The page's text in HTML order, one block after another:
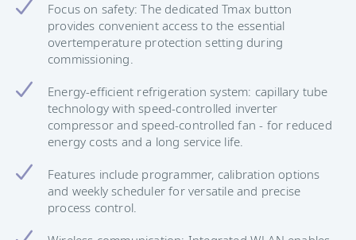
Focus on safety: The dedicated Tmax button
provides convenient access to the essential
overtemperature protection setting during
commissioning.
Energy-efficient refrigeration system: capillary tube
technology with speed-controlled inverter
compressor and speed-controlled fan - for reduced
energy costs and a long service life.
Features include programmer, calibration options
and weekly scheduler for versatile and precise
process control.